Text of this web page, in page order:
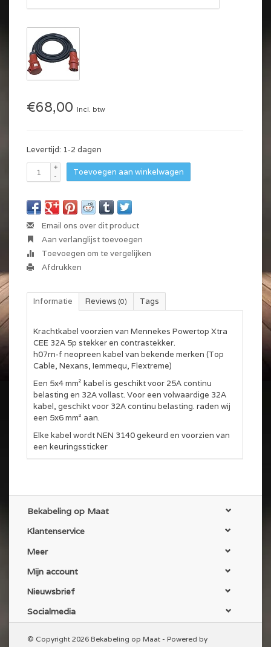
€68,00 Incl. btw
Levertijd: 1-2 dagen
+
-
Toevoegen aan winkelwagen
Email ons over dit product
Aan verlanglijst toevoegen
Toevoegen om te vergelijken
Afdrukken
Informatie Reviews (0) Tags
Krachtkabel voorzien van Mennekes Powertop Xtra
CEE 32A 5p stekker en contrastekker.
h07rn-f neopreen kabel van bekende merken (Top
Cable, Nexans, Iemmequ, Flextreme)
Een 5x4 mm² kabel is geschikt voor 25A continu
belasting en 32A vollast. Voor een volwaardige 32A
kabel, geschikt voor 32A continu belasting. raden wij
een 5x6 mm² aan.
Elke kabel wordt NEN 3140 gekeurd en voorzien van
een keuringssticker
Bekabeling op Maat
Klantenservice
Meer
Mijn account
Nieuwsbrief
Socialmedia
© Copyright 2026 Bekabeling op Maat - Powered by